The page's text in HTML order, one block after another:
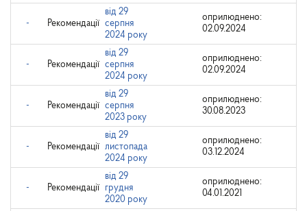
- Рекомендації
від 29
серпня
2024 року
оприлюднено:
02.09.2024
- Рекомендації
від 29
серпня
2024 року
оприлюднено:
02.09.2024
- Рекомендації
від 29
серпня
2023 року
оприлюднено:
30.08.2023
- Рекомендації
від 29
листопада
2024 року
оприлюднено:
03.12.2024
- Рекомендації
від 29
грудня
2020 року
оприлюднено:
04.01.2021